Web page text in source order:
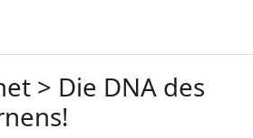
> Die DNA des